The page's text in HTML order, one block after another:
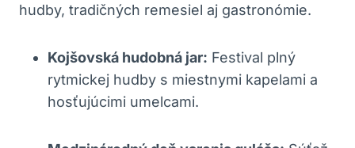
hudby, tradičných remesiel aj gastronómie.
Kojšovská hudobná jar: Festival plný
rytmickej hudby s miestnymi kapelami a
hosťujúcimi umelcami.